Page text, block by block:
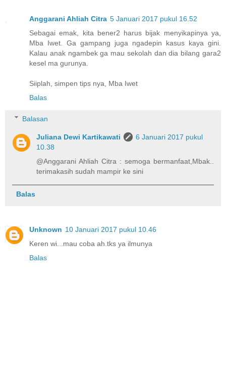
Anggarani Ahliah Citra 5 Januari 2017 pukul 16.52
Sebagai emak, kita bener2 harus bijak menyikapinya ya,
Mba Iwet. Ga gampang juga ngadepin kasus kaya gini.
Kalau anak ngambek ga mau sekolah dan dia bilang gara2
kesel ma gurunya.
Siiplah, simpen tips nya, Mba Iwet
Balas
Balasan
Juliana Dewi Kartikawati
6 Januari 2017 pukul
10.38
@Anggarani Ahliah Citra : semoga bermanfaat,Mbak..
terimakasih sudah mampir ke sini
Balas
Unknown 10 Januari 2017 pukul 10.46
Keren wi...mau coba ah.tks ya ilmunya
Balas